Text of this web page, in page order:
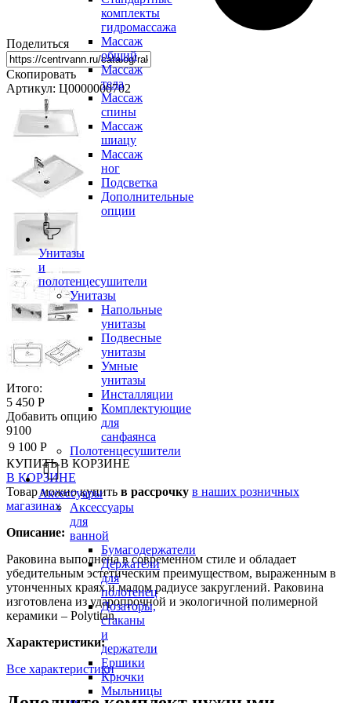
комплекты
гидромассажа
Массаж
общий
Массаж
тела
Массаж
спины
Массаж
шиацу
Массаж
ног
Подсветка
Дополнительные
опции
Унитазы
и
полотенцесушители
Унитазы
Напольные
унитазы
Подвесные
унитазы
Умные
унитазы
Инсталляции
Комплектующие
для
санфаянса
Полотенцесушители
Аксессуары
Аксессуары
для
ванной
Бумагодержатели
Держатели
для
полотенец
Дозаторы,
стаканы
и
держатели
Ершики
Крючки
Мыльницы
Поделиться
Скопировать
Артикул: Ц0000000702
Итого:
5 450 Р
Добавить опцию
9100
9 100 Р
КУПИТЬ В КОРЗИНЕ
В КОРЗИНЕ
Товар можно купить в рассрочку в наших розничных
магазинах
Описание:
Раковина выполнена в современном стиле и обладает
убедительным эстетическим преимуществом, выраженным в
утонченных краях и малом радиусе закруглений. Раковина
изготовлена из ударопрочной и экологичной полимерной
керамики – Polytitan.
Характеристики:
Все характеристики